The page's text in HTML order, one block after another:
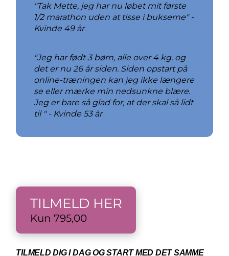
"Tak Mette, jeg har nu løbet mit første
1/2 marathon uden at tisse i bukserne" -
Kvinde 49 år
"Jeg har født 3 børn, alle over 4 kg. og
det er nu 26 år siden. Siden opstart på
online-træningen kan jeg ikke længere
se eller mærke min nedsunkne blære.
Jeg er bare så glad for, at der skal så lidt
til " - Kvinde 53 år
TILMELD HER
Kun 795,00
TILMELD DIG I DAG OG START MED DET SAMME